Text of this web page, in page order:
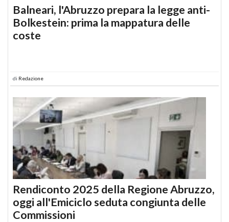
Balneari, l'Abruzzo prepara la legge anti-
Bolkestein: prima la mappatura delle
coste
di Redazione
Rendiconto 2025 della Regione Abruzzo,
oggi all'Emiciclo seduta congiunta delle
Commissioni